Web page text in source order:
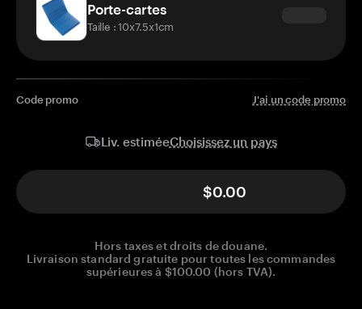
Porte-cartes
Taille : 10x7.5x1cm
Code promo J'ai un code promo
Liv. estiméeChoisissez un pays
$0.00
Hors taxes et droits de douane.
Livraison standard gratuite pour toutes les commandes
supérieures à $100.00 (hors TVA).